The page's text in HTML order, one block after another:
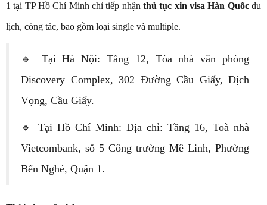
1 tại TP Hồ Chí Minh chỉ tiếp nhận thủ tục xin visa Hàn Quốcdu
lịch, công tác, bao gồm loại single và multiple.
🔹 Tại Hà Nội: Tầng 12, Tòa nhà văn phòng
Discovery Complex, 302 Đường Cầu Giấy, Dịch
Vọng, Cầu Giấy.
🔹 Tại Hồ Chí Minh: Địa chỉ: Tầng 16, Toà nhà
Vietcombank, số 5 Công trường Mê Linh, Phường
Bến Nghé, Quận 1.